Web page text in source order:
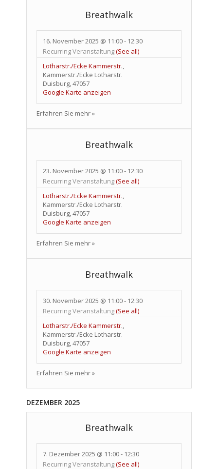
Breathwalk
16. November 2025 @ 11:00- 12:30
Recurring Veranstaltung(See all)
Lotharstr./Ecke Kammerstr.,
Kammerstr./Ecke Lotharstr.
Duisburg,47057
Google Karte anzeigen
Erfahren Sie mehr »
Breathwalk
23. November 2025 @ 11:00- 12:30
Recurring Veranstaltung(See all)
Lotharstr./Ecke Kammerstr.,
Kammerstr./Ecke Lotharstr.
Duisburg,47057
Google Karte anzeigen
Erfahren Sie mehr »
Breathwalk
30. November 2025 @ 11:00- 12:30
Recurring Veranstaltung(See all)
Lotharstr./Ecke Kammerstr.,
Kammerstr./Ecke Lotharstr.
Duisburg,47057
Google Karte anzeigen
Erfahren Sie mehr »
DEZEMBER 2025
Breathwalk
7. Dezember 2025 @ 11:00- 12:30
Recurring Veranstaltung(See all)